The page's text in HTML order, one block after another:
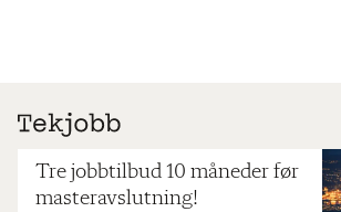
Tre jobbtilbud 10 måneder før
masteravslutning!